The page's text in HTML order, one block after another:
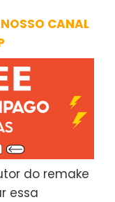
CANAL
do remake
essa